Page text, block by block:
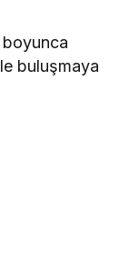
boyunca
buluşmaya